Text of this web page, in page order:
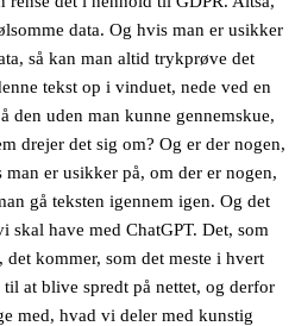
data. Og hvis man er usikker
så kan man altid trykprøve det
tekst op i vinduet, nede ved en
den uden man kunne gennemskue,
drejer det sig om? Og er der nogen,
er usikker på, om der er nogen,
gå teksten igennem igen. Og det
skal have med ChatGPT. Det, som
kommer, som det meste i hvert
at blive spredt på nettet, og derfor
med, hvad vi deler med kunstig